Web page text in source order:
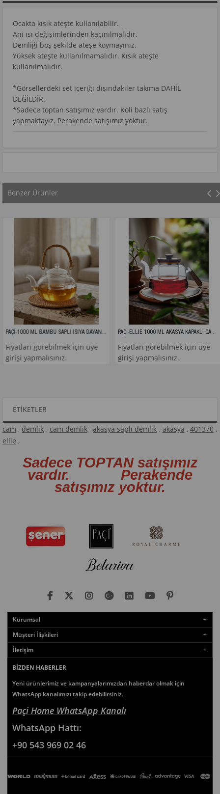
Ocakta kısık ateşte kullanılabilir.
Ani ısı değişimlerinden kaçınılmalıdır.
Demliği boş şekilde ateşe koymayınız.
Yüksek ateşte kullanılmamalıdır. Kısık ateşte
kullanılmalıdır.
*Görsellerdeki set içeriği dışındakiler takıma DAHİL
DEĞİLDİR.
*Sadece toptan satışımız vardır. Koli bazlı satış
yapmaktayız. Perakende satışımız yoktur.
Benzer Ürünler
PAÇİ-1000 ML BAMBU SAPLI ISIYA DAYANIKLI CAM DEMLİK
görebilmek için üye
PAÇİ-ELLIE 1000 ML AKASYA KAPAKLI CAM DEMLİK
Fiyatları görebilmek için üye
girişi yapmalısınız.
ETIKETLER
cam , demlik , cam demlik , akasya saplı demlik , akasya , 401370 ,
ellie ,
Sadece TOPTAN satışımız
vardır. Perakende
satışımız yoktur.
Kurumsal
Müşteri İlişkileri
İletişim
BIZDEN HABERLER
Yeni ürünlerimiz ve kampanyalarımızdan haberdar olmak için
WhatsApp kanalımızı takip edebilirsiniz.
Paçi Home WhatsApp Kanalı
WhatsApp Hattı:
+90 543 969 02 46